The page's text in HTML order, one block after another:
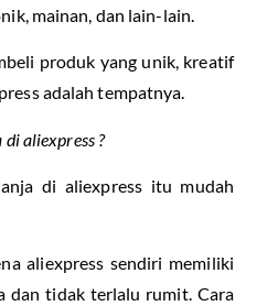
mainan, dan lain-lain.
produk yang unik, kreatif
adalah tempatnya.
di aliexpress ?
di aliexpress itu mudah
aliexpress sendiri memiliki
dan tidak terlalu rumit. Cara